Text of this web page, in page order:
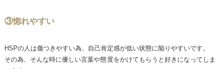
③惚れやすい
HSPの人は傷つきやすい為、自己肯定感が低い状態に陥りやすいです。
その為、そんな時に優しい言葉や態度をかけてもらうと好きになってしま